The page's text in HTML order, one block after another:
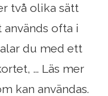
två olika sätt
ofta i
du med ett
... Läs mer
kan användas.